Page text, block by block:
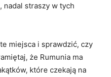
nadal straszy w tych
miejsca i sprawdzić, czy
że Rumunia ma
które czekają na